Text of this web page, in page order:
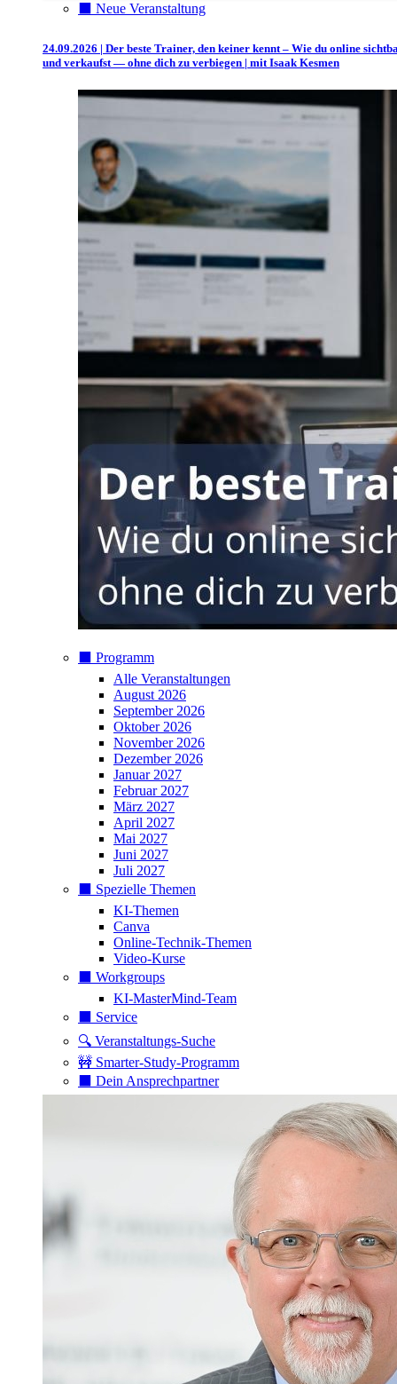
⬛️ Neue Veranstaltung
24.09.2026 | Der beste Trainer, den keiner kennt – Wie du online
und verkaufst — ohne dich zu verbiegen | mit Isaak Kesmen
⬛️ Programm
Alle Veranstaltungen
August 2026
September 2026
Oktober 2026
November 2026
Dezember 2026
Januar 2027
Februar 2027
März 2027
April 2027
Mai 2027
Juni 2027
Juli 2027
⬛️ Spezielle Themen
KI-Themen
Canva
Online-Technik-Themen
Video-Kurse
⬛️ Workgroups
KI-MasterMind-Team
⬛️ Service
🔍 Veranstaltungs-Suche
🚧 Smarter-Study-Programm
⬛️ Dein Ansprechpartner